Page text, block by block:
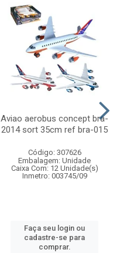
Aviao aerobus concept bra-
2014 sort 35cm ref bra-015
Código: 307626
Embalagem: Unidade
Caixa Com: 12 Unidade(s)
Inmetro: 003745/09
Faça seu login ou
cadastre-se para
comprar.